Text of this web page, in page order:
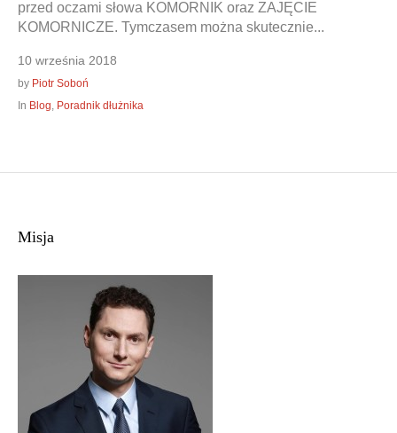
przed oczami słowa KOMORNIK oraz ZAJĘCIE
KOMORNICZE. Tymczasem można skutecznie...
10 września 2018
by Piotr Soboń
In Blog, Poradnik dłużnika
Misja